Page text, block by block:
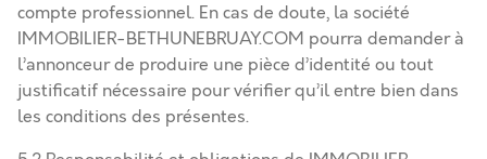
compte professionnel. En cas de doute, la société
IMMOBILIER-BETHUNEBRUAY.COM pourra demander à
l’annonceur de produire une pièce d’identité ou tout
justificatif nécessaire pour vérifier qu’il entre bien dans
les conditions des présentes.